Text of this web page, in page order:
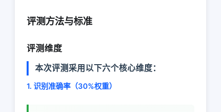
评测方法与标准
评测维度
本次评测采用以下六个核心维度：
1. 识别准确率（30%权重）